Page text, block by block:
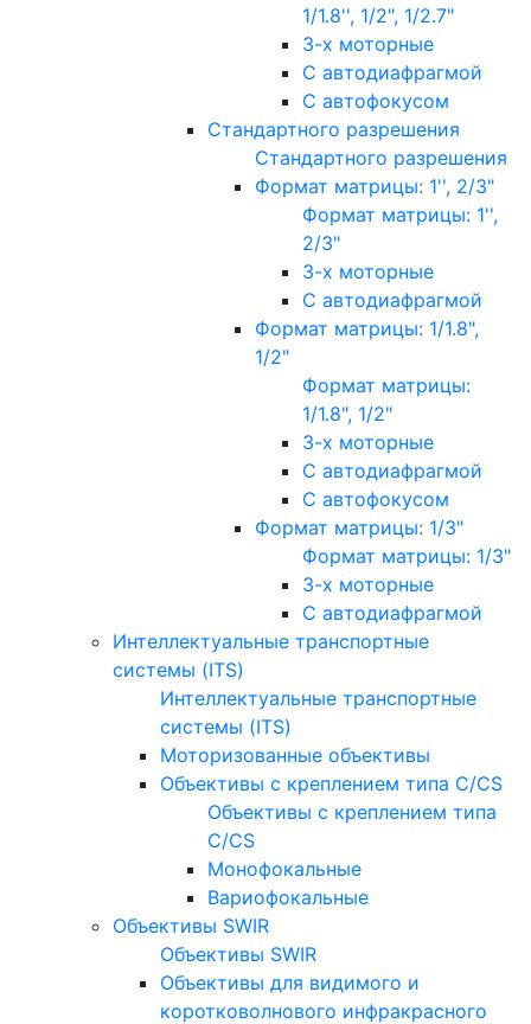
1/1.8'', 1/2", 1/2.7"
3-х моторные
С автодиафрагмой
С автофокусом
Стандартного разрешения
Стандартного разрешения
Формат матрицы: 1'', 2/3"
Формат матрицы: 1'',
2/3"
3-х моторные
С автодиафрагмой
Формат матрицы: 1/1.8",
1/2"
Формат матрицы:
1/1.8", 1/2"
3-х моторные
С автодиафрагмой
С автофокусом
Формат матрицы: 1/3"
Формат матрицы: 1/3"
3-х моторные
С автодиафрагмой
Интеллектуальные транспортные
системы (ITS)
Интеллектуальные транспортные
системы (ITS)
Моторизованные объективы
Объективы с креплением типа C/CS
Объективы с креплением типа
C/CS
Монофокальные
Вариофокальные
Объективы SWIR
Объективы SWIR
Объективы для видимого и
коротковолнового инфракрасного